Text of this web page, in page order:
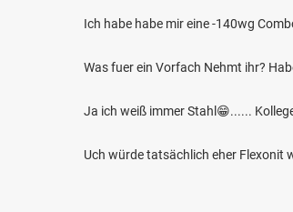
389 125
Ich habe habe mir eine -140wg
Was fuer ein Vorfach Nehmt ihr?
Ja ich weiß immer Stahl😁......
Uch würde tatsächlich eher Flexonit